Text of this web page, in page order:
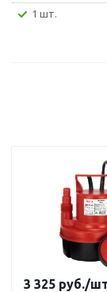
1 шт.
3 325 руб./